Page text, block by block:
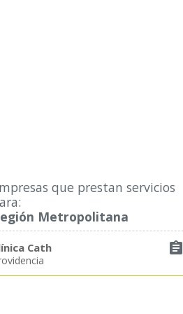
que prestan servicios
Metropolitana

Cath